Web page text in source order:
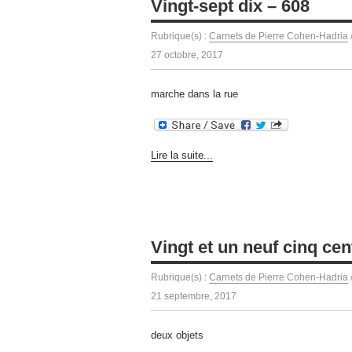
Vingt-sept dix – 608
Rubrique(s) : Carnets de Pierre Cohen-Hadria
27 octobre, 2017
marche dans la rue
Lire la suite...
Vingt et un neuf cinq
Rubrique(s) : Carnets de Pierre Cohen-Hadria
21 septembre, 2017
deux objets